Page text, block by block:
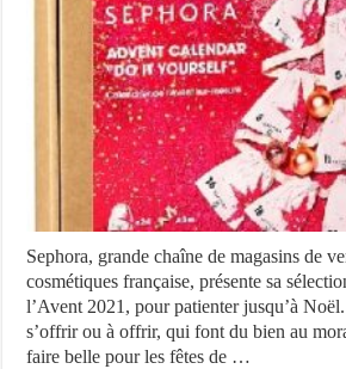
Sephora, grande chaîne de magasins de
cosmétiques française, présente sa
l’Avent 2021, pour patienter jusqu’à
s’offrir ou à offrir, qui font du bien au
faire belle pour les fêtes de …